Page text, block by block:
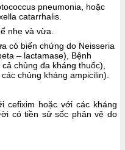
pneumonia, hoặc
catarrhalis.
nhẹ và vừa.
có biến chứng do Neisseria
– lactamase), Bệnh
chủng đa kháng thuốc),
chủng kháng ampicilin).
cefixim hoặc với các kháng
có tiền sử sốc phản vệ do